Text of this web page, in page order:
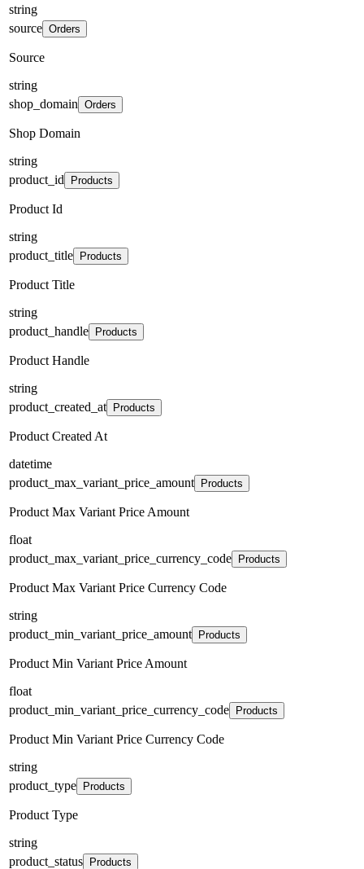
string
source Orders
Source
string
shop_domain Orders
Shop Domain
string
product_id
Products
Product Id
string
product_title
Products
Product Title
string
product_handle
Products
Product Handle
string
product_created_at
Products
Product Created At
datetime
product_max_variant_price_amount
Products
Product Max Variant Price Amount
float
product_max_variant_price_currency_code
Products
Product Max Variant Price Currency Code
string
product_min_variant_price_amount
Products
Product Min Variant Price Amount
float
product_min_variant_price_currency_code
Products
Product Min Variant Price Currency Code
string
product_type
Products
Product Type
string
product_status
Products